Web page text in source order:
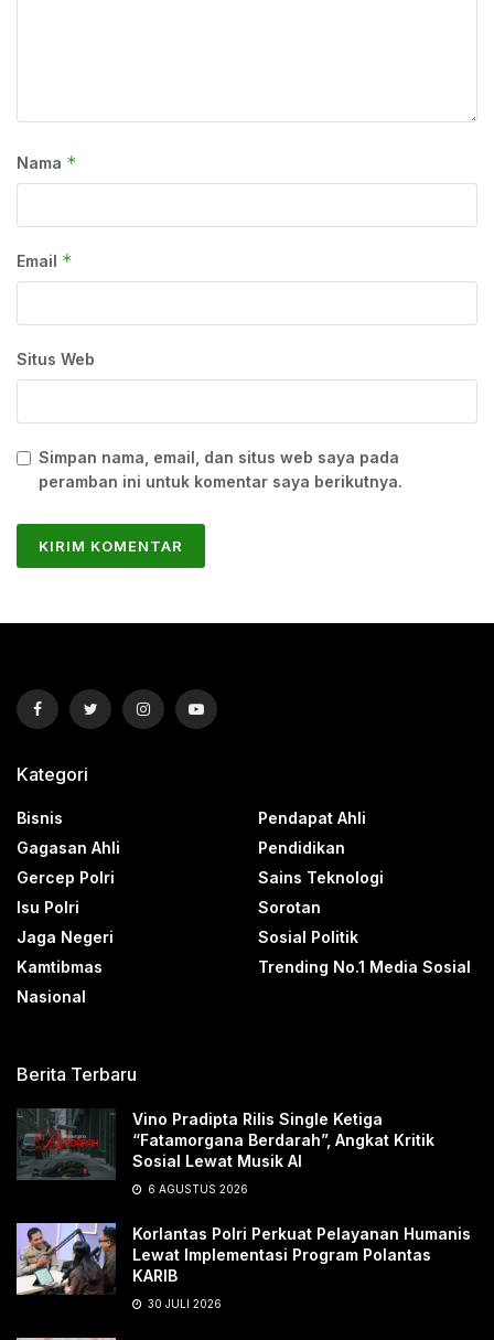
Nama *
Email *
Situs Web
Simpan nama, email, dan situs web saya pada
peramban ini untuk komentar saya berikutnya.
Kategori
Bisnis
Gagasan Ahli
Gercep Polri
Isu Polri
Jaga Negeri
Kamtibmas
Nasional
Pendapat Ahli
Pendidikan
Sains Teknologi
Sorotan
Sosial Politik
Trending No.1 Media Sosial
Berita Terbaru
Vino Pradipta Rilis Single Ketiga
“Fatamorgana Berdarah”, Angkat Kritik
Sosial Lewat Musik AI
6 AGUSTUS 2026
Korlantas Polri Perkuat Pelayanan Humanis
Lewat Implementasi Program Polantas
KARIB
30 JULI 2026